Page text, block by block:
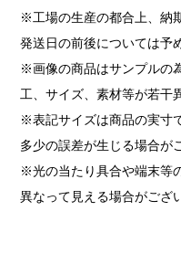
※工場の生産の都合上、納
発送日の前後については予
※画像の商品はサンプルの
工、サイズ、素材等が若干
※表記サイズは商品の実寸
多少の誤差が生じる場合が
※光の当たり具合や端末等
異なって見える場合がござ